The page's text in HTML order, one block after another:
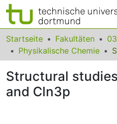
Bereiche & Sammlungen
Das gesamte Repositorium
Statistiken
FAQ
Startseite Fakultäten
Physikalische Chemie
Structural
and Cln3p